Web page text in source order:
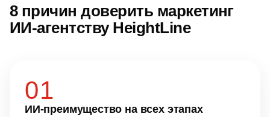
8 причин доверить маркетинг
ИИ-агентству HeightLine
01
ИИ-преимущество на всех этапах